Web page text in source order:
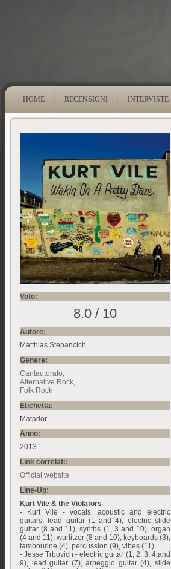
HOME RECENSIONI INTERVISTE
Voto:
8.0 / 10
Autore:
Matthias Stepancich
Genere:
Cantautorato
Alternative Rock
Folk Rock
Etichetta:
Matador
Anno:
2013
Link correlati:
Official website
Line-Up:
Kurt Vile & the Violators
- Kurt Vile - vocals, acoustic and electric
guitars, lead guitar (1 and 4), electric slide
guitar (8 and 11), synths (1, 3 and 10), organ
(4 and 11), wurlitzer (8 and 10), keyboards (3),
tambourine (4), percussion (9), vibes (11)
- Jesse Trbovich - electric guitar (1, 2, 3, 4 and
9), lead guitar (7), arpeggio guitar (4), slide